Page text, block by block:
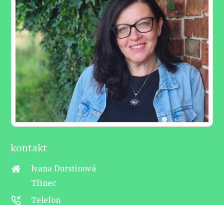
kontakt
Ivana Durstinová
Třinec
Telefon